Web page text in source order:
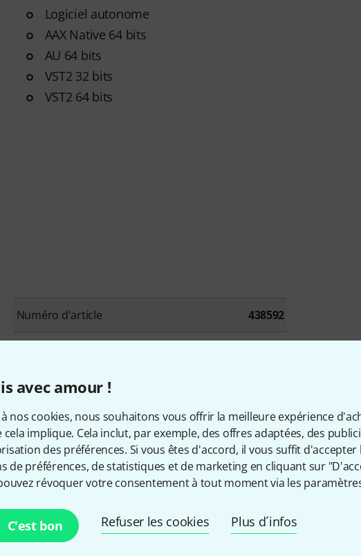
avec amour !
à nos cookies, nous souhaitons vous offrir la meilleure expérience
cela implique. Cela inclut, par exemple, des offres adaptées, des
des préférences. Si vous êtes d'accord, il vous suffit
de préférences, de statistiques et de marketing en cliquant sur
révoquer votre consentement à tout moment via les
C'est bon Refuser les cookies Plus d´infos
Logiciel autonome
AAX Native 64 bits
AU 64 bits
VST2 32 bits
VST2 64 bits
Numéro d'article 438592
Production de beats / boîte à rythmes
Cinématic / Effets Non
Batteries / percussions Oui
Ethno / Folk Oui
Loops / Construction-Kits Non